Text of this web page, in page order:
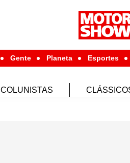
Gente Planeta Esportes
COLUNISTAS